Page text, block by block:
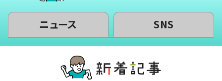
ニュース SNS